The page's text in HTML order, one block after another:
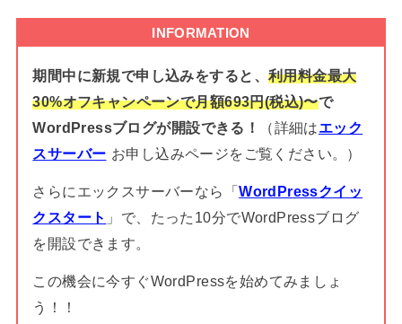
INFORMATION
期間中に新規で申し込みをすると、 利用料金最大
30%オフキャンペーンで月額693円(税込)〜で
WordPressブログが開設できる！
（詳細は エック
スサーバー お申し込みページをご覧ください。）
さらにエックスサーバーなら「WordPressクイッ
クスタート 」で、たった10分でWordPressブログ
を開設できます。
この機会に今すぐWordPressを始めてみましょ
う！！